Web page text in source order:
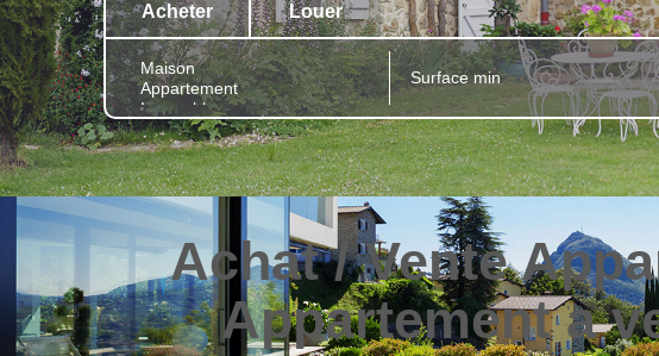
Acheter Louer
Achat / Vente
Appartement a